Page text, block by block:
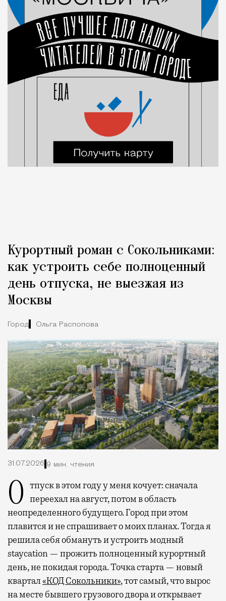
Курортный роман с Сокольниками:
как устроить себе полноценный
день отпуска, не выезжая из
Москвы
Город Ольга Распопова
31.07.2026 9 мин. чтения
Отпуск в этом году у меня кочует: сначала переехал на август, потом в область
неопределенного будущего. Город при этом
плавится и не спрашивает о моих планах. Тогда я
решила себя обмануть и устроить модный
staycation — прожить полноценный курортный
день, не покидая города. Точка старта — новый
квартал«КОД Сокольники», тот самый, что вырос
на месте бывшего грузового двора и открывает